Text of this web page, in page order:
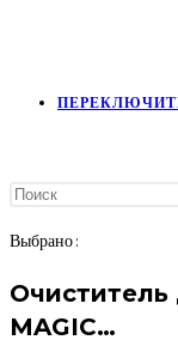
Выбрано:
Очиститель
MAGIC…